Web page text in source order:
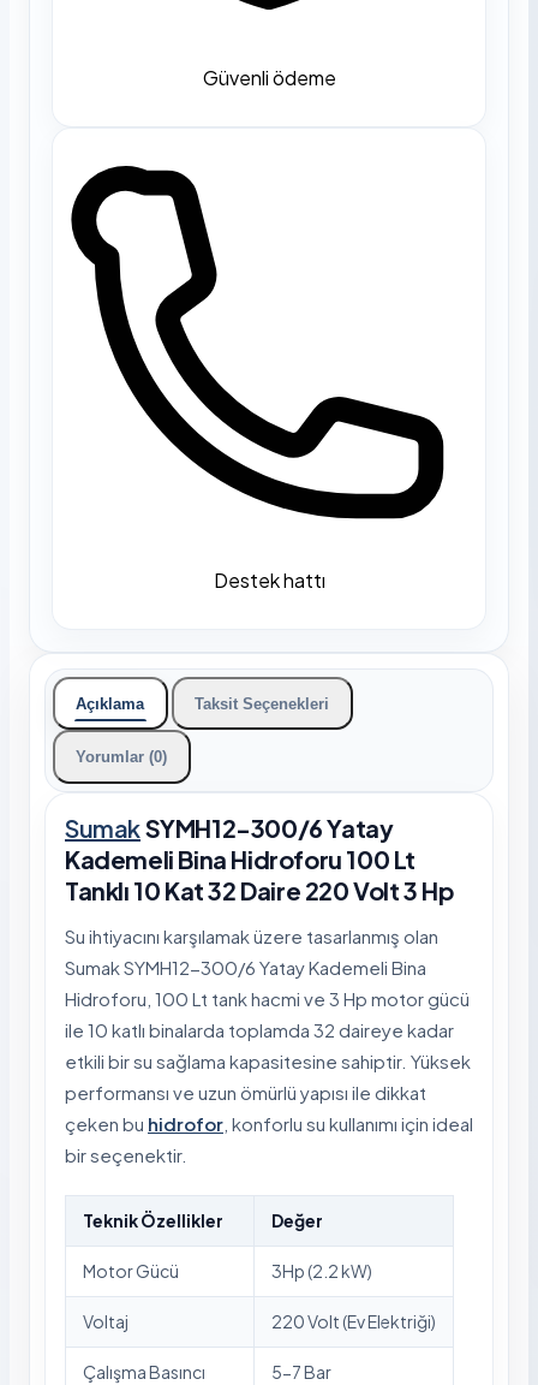
Güvenli ödeme
Destek hattı
Açıklama Taksit Seçenekleri
Yorumlar (0)
SumakSYMH12-300/6 Yatay
Kademeli Bina Hidroforu 100 Lt
Tanklı 10 Kat 32 Daire 220 Volt 3 Hp
Su ihtiyacını karşılamak üzere tasarlanmış olan
Sumak SYMH12-300/6 Yatay Kademeli Bina
Hidroforu, 100 Lt tank hacmi ve 3 Hp motor gücü
ile 10 katlı binalarda toplamda 32 daireye kadar
etkili bir su sağlama kapasitesine sahiptir. Yüksek
performansı ve uzun ömürlü yapısı ile dikkat
çeken bu hidrofor , konforlu su kullanımı için ideal
bir seçenektir.
Teknik Özellikler Değer
Motor Gücü 3Hp (2.2 kW)
Voltaj 220 Volt (Ev Elektriği)
Çalışma Basıncı 5-7 Bar